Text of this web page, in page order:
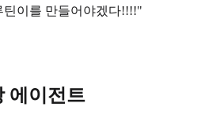
틴이를 만들어야겠다!!!!"
에이전트